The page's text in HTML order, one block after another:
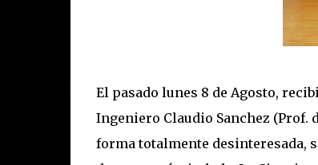
El pasado lunes 8 de Agosto,
Ingeniero Claudio Sanchez (Prof.
forma totalmente desinteresada,